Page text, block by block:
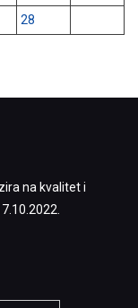
28
na kvalitet i